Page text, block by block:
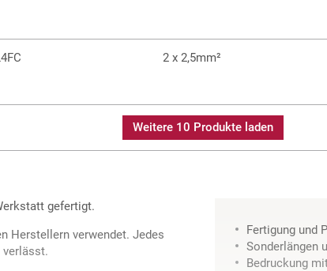
2 x 2,5mm²
Weitere 10 Produkte laden
gefertigt.
Herstellern verwendet. Jedes
verlässt.
Fertigung und
Sonderlängen
Bedruckung